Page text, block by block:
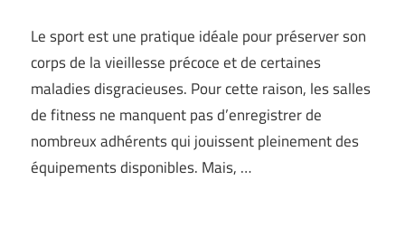
Le sport est une pratique idéale pour préserver son
corps de la vieillesse précoce et de certaines
maladies disgracieuses. Pour cette raison, les salles
de fitness ne manquent pas d’enregistrer de
nombreux adhérents qui jouissent pleinement des
équipements disponibles. Mais, …